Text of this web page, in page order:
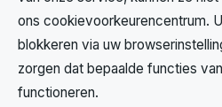
ons cookievoorkeurencentrum.
blokkeren via uw
zorgen dat bepaalde functies
functioneren.